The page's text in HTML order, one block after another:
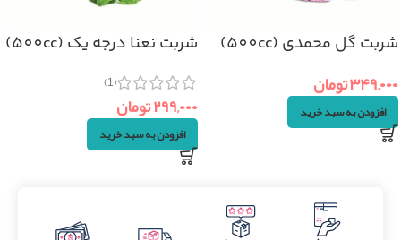
شربت گل محمدی (500cc)
۳۴۹,۰۰۰تومان
افزودن به سبد خرید
شربت نعنا درجه یک (500cc)
(1)
۲۹۹,۰۰۰تومان
افزودن به سبد خرید